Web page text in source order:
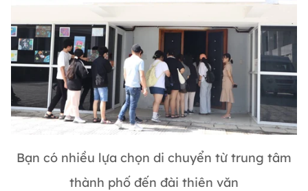
Bạn có nhiều lựa chọn di chuyển từ trung tâm
thành phố đến đài thiên văn